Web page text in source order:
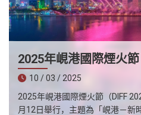
作
夥
LOCAL
2025年峴港國際煙火節
10 / 03 / 2025
2025年峴港國際煙火節（DIFF
月12日舉行，主題為「峴港－新